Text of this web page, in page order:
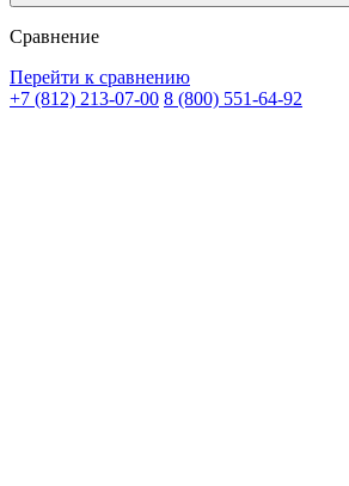
Сравнение
Перейти к сравнению
+7 (812) 213-07-00 8 (800) 551-64-92